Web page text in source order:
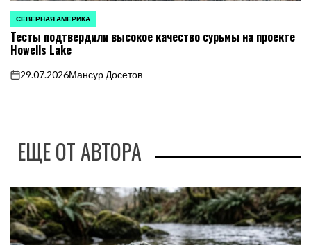
ОПУБЛИКОВАНО
В
СЕВЕРНАЯ АМЕРИКА
Тесты подтвердили высокое качество сурьмы на проекте
Howells Lake
on
29.07.2026Мансур Досетов
ЕЩЕ ОТ АВТОРА